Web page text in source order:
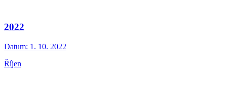
2022
Datum: 1. 10. 2022
Říjen